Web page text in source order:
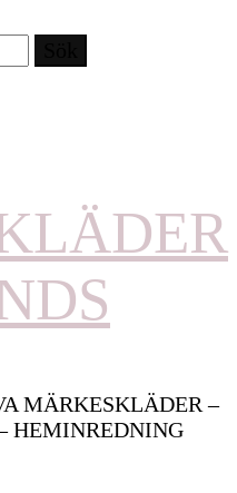
MÄRKESKLÄDER –
HEMINREDNING